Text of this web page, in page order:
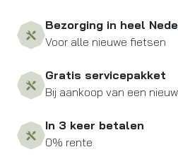
Bezorging in heel
Voor alle nieuwe fietsen
Gratis servicepakket
Bij aankoop van een
In 3 keer betalen
0% rente